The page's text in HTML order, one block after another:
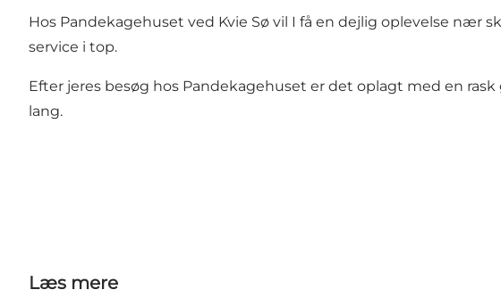
Hos Pandekagehuset ved Kvie Sø vil I få en dejlig oplevelse nær
service i top.
Efter jeres besøg hos Pandekagehuset er det oplagt med en
lang.
Læs mere